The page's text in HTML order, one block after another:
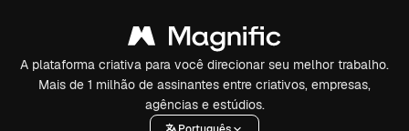
A plataforma criativa para você direcionar seu melhor trabalho.
Mais de 1 milhão de assinantes entre criativos, empresas,
agências e estúdios.